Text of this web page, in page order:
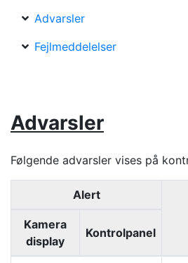
Advarsler
Fejlmeddelelser
Advarsler
Følgende advarsler vises på
Alert
Kamera
display
Kontrolpanel